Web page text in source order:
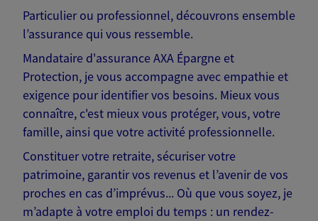
Particulier ou professionnel, découvrons ensemble
l’assurance qui vous ressemble.
Mandataire d'assurance AXA Épargne et
Protection, je vous accompagne avec empathie et
exigence pour identifier vos besoins. Mieux vous
connaître, c'est mieux vous protéger, vous, votre
famille, ainsi que votre activité professionnelle.
Constituer votre retraite, sécuriser votre
patrimoine, garantir vos revenus et l’avenir de vos
proches en cas d’imprévus... Où que vous soyez, je
m’adapte à votre emploi du temps : un rendez-